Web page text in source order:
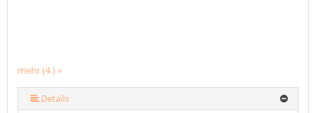
mehr (4 ) »
Details